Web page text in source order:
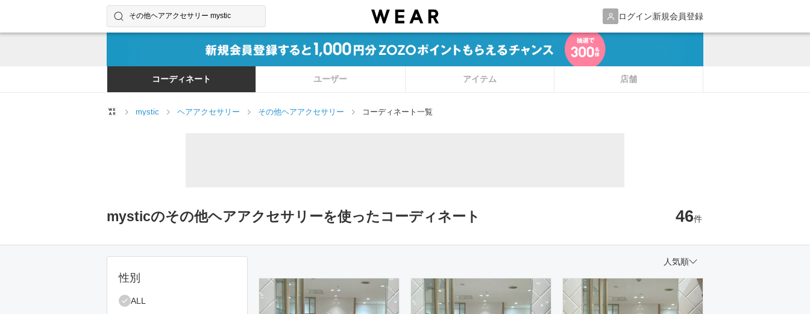
ログイン新規会員登録
コーディネートやユーザーを探す
検索する
コーディネート ユーザー アイテム 店舗
mystic ヘアアクセサリー その他ヘアアクセサリー コーディネート一覧
mysticのその他ヘアアクセサリーを使ったコーディネート 46件
絞り込み条件
性別
ALL
人気順
コーディネート一覧